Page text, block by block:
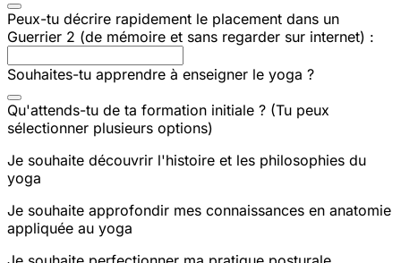
Peux-tu décrire rapidement le placement dans un
Guerrier 2 (de mémoire et sans regarder sur internet) :
Souhaites-tu apprendre à enseigner le yoga ?
Qu'attends-tu de ta formation initiale ? (Tu peux
sélectionner plusieurs options)
Je souhaite découvrir l'histoire et les philosophies du
yoga
Je souhaite approfondir mes connaissances en anatomie
appliquée au yoga